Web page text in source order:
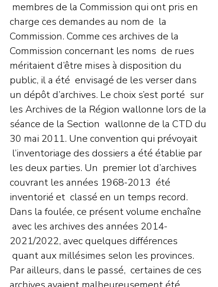
membres de la Commission qui ont pris en
charge ces demandes au nom de la
Commission. Comme ces archives de la
Commission concernant les noms de rues
méritaient d’être mises à disposition du
public, il a été envisagé de les verser dans
un dépôt d’archives. Le choix s’est porté sur
les Archives de la Région wallonne lors de la
séance de la Section wallonne de la CTD du
30 mai 2011. Une convention qui prévoyait
l’inventoriage des dossiers a été établie par
les deux parties. Un premier lot d’archives
couvrant les années 1968-2013 été
inventorié et classé en un temps record.
Dans la foulée, ce présent volume enchaîne
avec les archives des années 2014-
2021/2022, avec quelques différences
quant aux millésimes selon les provinces.
Par ailleurs, dans le passé, certaines de ces